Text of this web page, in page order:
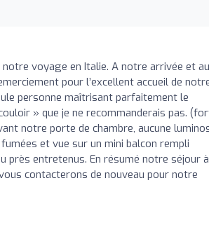
voyage en Italie. A notre arrivée et au
pour l’excellent accueil de
personne maîtrisant parfaitement le
» que je ne recommanderais pas.
notre porte de chambre, aucune
et vue sur un mini balcon rempli
près entretenus. En résumé notre séjour à
contacterons de nouveau pour notre